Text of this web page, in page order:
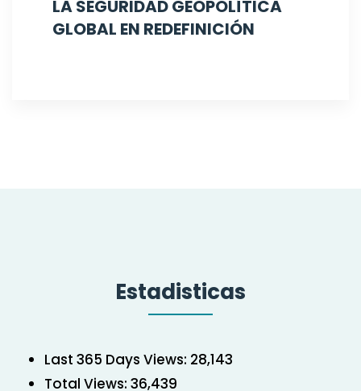
LA SEGURIDAD GEOPOLÍTICA
GLOBAL EN REDEFINICIÓN
Estadisticas
Last 365 Days Views: 28,143
Total Views: 36,439